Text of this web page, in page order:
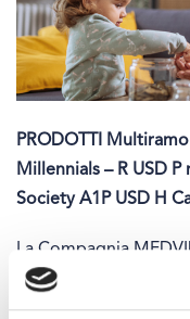
PRODOTTI
Millennials – R USD
Society A1P USD H
La Compagnia
decorrenza 1°
fondo“DECALIA